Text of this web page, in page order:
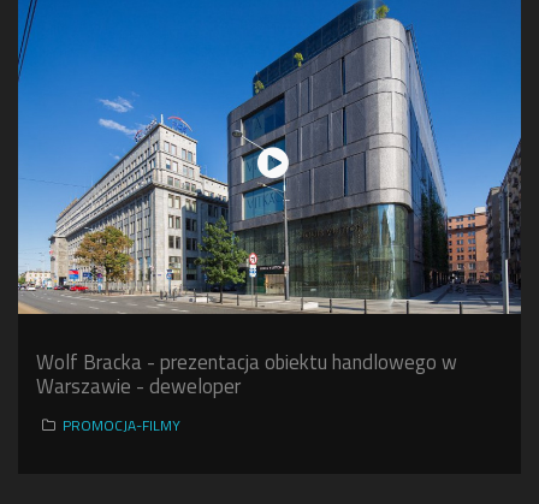
Wolf Bracka - prezentacja obiektu handlowego w
Warszawie - deweloper
PROMOCJA-FILMY